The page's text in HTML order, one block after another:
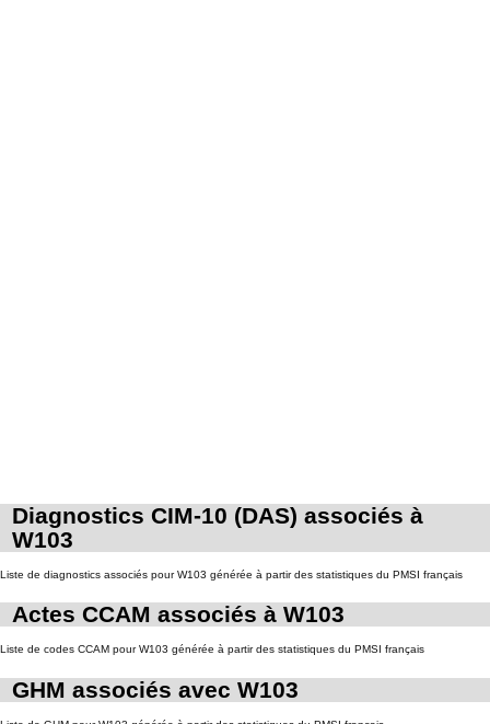
Diagnostics CIM-10 (DAS) associés à
W103
Liste de diagnostics associés pour W103 générée à partir des statistiques du PMSI français
Actes CCAM associés à W103
Liste de codes CCAM pour W103 générée à partir des statistiques du PMSI français
GHM associés avec W103